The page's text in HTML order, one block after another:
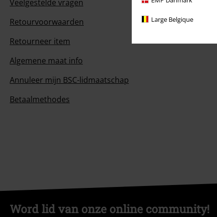
Large Belgique
Veelgestelde vragen
Retourvoorwaarden
Retourneer item
Algemene maat info
Annuleer mijn BSC-lidmaatschap
Betaalmethodes
Word lid van onze online community!